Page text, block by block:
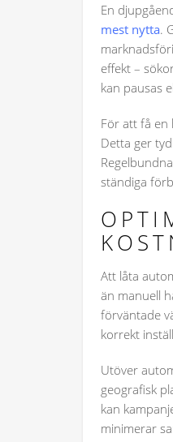
En
mest nytta.
effekt –
kan pausas
För att få en
Detta ger
ständiga
Att låta
än manuell
förväntade
korrekt
Utöver
geografisk
kan
minimerar